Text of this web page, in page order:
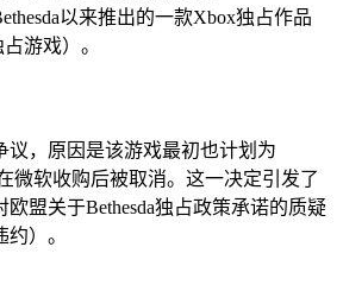
以来推出的一款Xbox独占作品
游戏）。
议，原因是该游戏最初也计划为
微软收购后被取消。这一决定引发了
盟关于Bethesda独占政策承诺的质疑
）。